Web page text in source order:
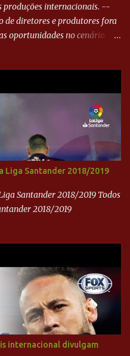
produções internacionais. --
de diretores e produtores fora
oportunidades no cenário
Liga Santander 2018/2019
Santander 2018/2019 Todos
2018/2019
internacional divulgam